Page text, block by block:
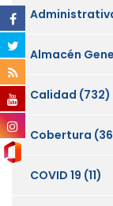
Almacén
Calidad (732)
Cobertura
COVID 19 (11)